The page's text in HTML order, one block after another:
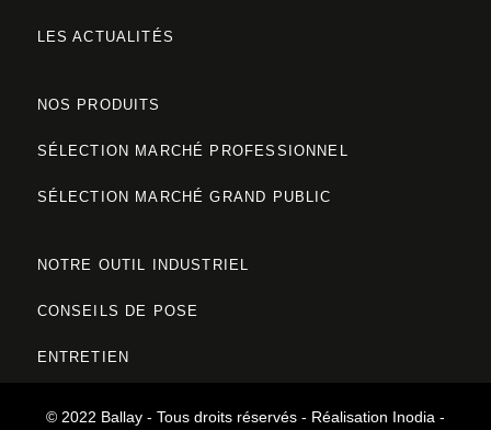
LES ACTUALITÉS
NOS PRODUITS
SÉLECTION MARCHÉ PROFESSIONNEL
SÉLECTION MARCHÉ GRAND PUBLIC
NOTRE OUTIL INDUSTRIEL
CONSEILS DE POSE
ENTRETIEN
© 2022 Ballay - Tous droits réservés - Réalisation Inodia -